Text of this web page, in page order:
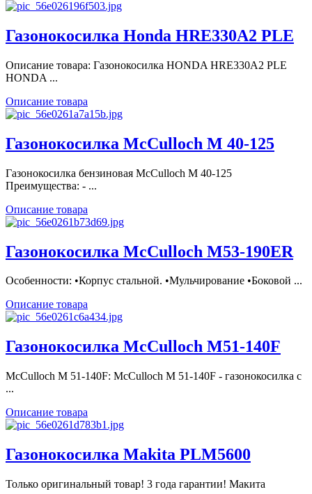
Газонокосилка Honda HRE330A2 PLE
Описание товара: Газонокосилка HONDA HRE330A2 PLE
HONDA ...
Описание товара
Газонокосилка McCulloch M 40-125
Газонокосилка бензиновая McCulloch M 40-125
Преимущества: - ...
Описание товара
Газонокосилка McCulloch M53-190ER
Особенности: •Корпус стальной. •Mульчирование •Боковой ...
Описание товара
Газонокосилка McCulloch M51-140F
McCulloch M 51-140F: McCulloch M 51-140F - газонокосилка с
...
Описание товара
Газонокосилка Makita PLM5600
Только оригинальный товар! 3 года гарантии! Макита